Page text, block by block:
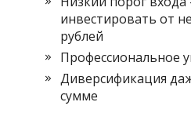
инвестировать от
рублей
Профессиональное
Диверсификация
сумме